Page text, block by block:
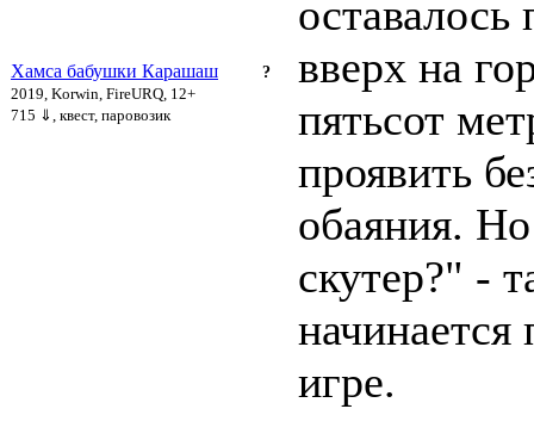
?
Хамса бабушки Карашаш
2019, Korwin, FireURQ, 12+
715 ⇓ , квест, паровозик
оставалось
вверх на
пятьсот
проявить
обаяния.
скутер?" -
начинается
игре.